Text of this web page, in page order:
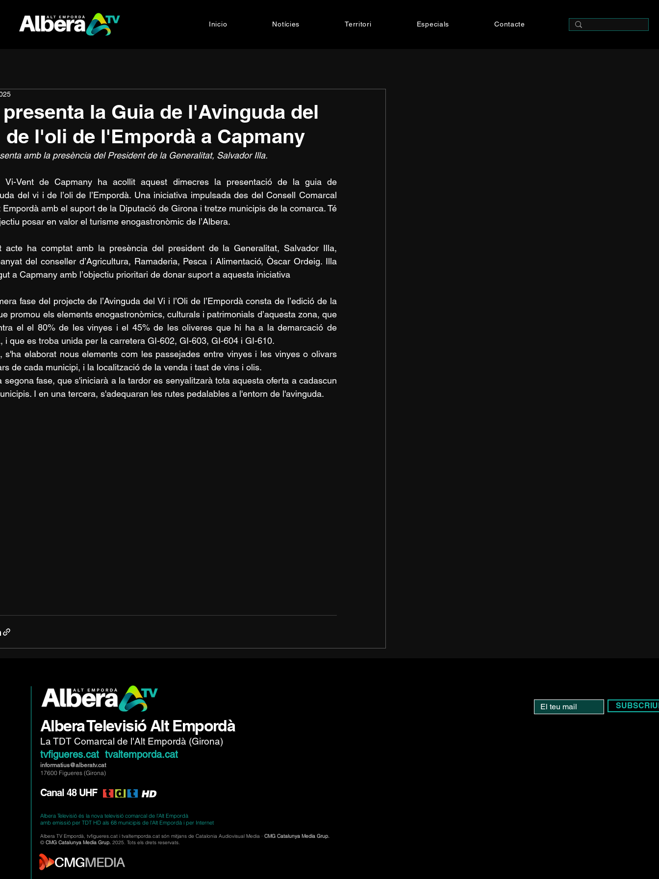
Inicio Notícies Territori Especials Contacte
la Guia de l'Avinguda del
de l'oli de l'Empordà a Capmany
amb la presència del President de la Generalitat, Salvador Illa.
Vi-Vent de Capmany ha acollit aquest dimecres la presentació de la guia de
del vi i de l’oli de l’Empordà. Una iniciativa impulsada des del Consell Comarcal
Empordà amb el suport de la Diputació de Girona i tretze municipis de la comarca. Té
posar en valor el turisme enogastronòmic de l’Albera.
acte ha comptat amb la presència del president de la Generalitat, Salvador Illa,
del conseller d’Agricultura, Ramaderia, Pesca i Alimentació, Òscar Ordeig. Illa
a Capmany amb l’objectiu prioritari de donar suport a aquesta iniciativa
fase del projecte de l’Avinguda del Vi i l’Oli de l’Empordà consta de l’edició de la
promou els elements enogastronòmics, culturals i patrimonials d’aquesta zona, que
el el 80% de les vinyes i el 45% de les oliveres que hi ha a la demarcació de
i que es troba unida per la carretera GI-602, GI-603, GI-604 i GI-610.
s'ha elaborat nous elements com les passejades entre vinyes i les vinyes o olivars
de cada municipi, i la localització de la venda i tast de vins i olis.
segona fase, que s'iniciarà a la tardor es senyalitzarà tota aquesta oferta a cadascun
I en una tercera, s'adequaran les rutes pedalables a l'entorn de l'avinguda.
Albera Televisió Alt Empordà
La TDT Comarcal de l'Alt Empordà (Girona)
tvfigueres.cat tvaltemporda.cat
informatius@alberatv.cat
17600 Figueres (Girona)
Canal 48 UHF
Albera Televisió és la nova televisió comarcal de l'Alt Empordà
amb emissió per TDT HD als 68 municipis de l'Alt Empordà i per Internet
Albera TV Empordà, tvfigueres.cat i tvaltemporda.cat són mitjans de Catalonia Audiovisual Media · CMG Catalunya Media Grup.
© CMG Catalunya Media Grup. 2025. Tots els drets reservats.